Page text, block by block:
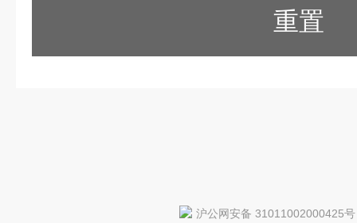
重置
沪公网安备 31011002000425号